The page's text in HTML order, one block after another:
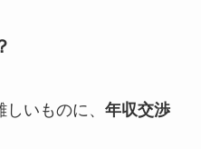
いものに、 年収交渉